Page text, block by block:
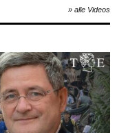
» alle Videos